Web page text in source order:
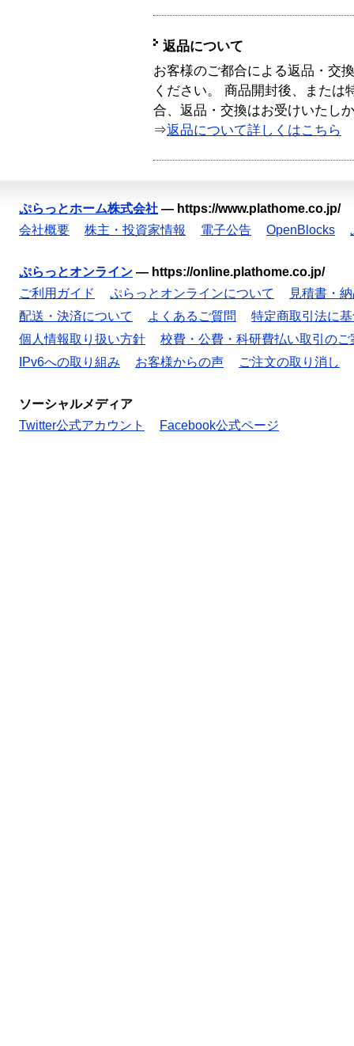
返品について
お客様のご都合による返品・交
ください。 商品開封後、または
合、返品・交換はお受けいたし
⇒返品について詳しくはこちら
ぷらっとホーム株式会社 — https://www.plathome.co.jp/
会社概要
株主・投資家情報 電子公告 OpenBlocks
ぷらっとオンライン — https://online.plathome.co.jp/
ご利用ガイド
ぷらっとオンラインについて
見積書・
配送・決済について
よくあるご質問
特定商取引法に
個人情報取り扱い方針
校費・公費・科研費払い取引のご
IPv6への取り組み
お客様からの声 ご注文の取り消し
ソーシャルメディア
Twitter公式アカウント
Facebook公式ページ